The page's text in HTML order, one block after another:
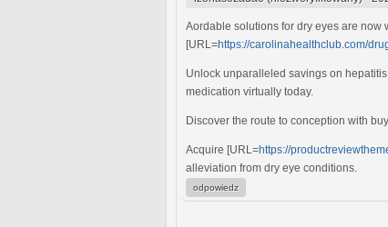
Aordable solutions for dry eyes are now
[URL=https://carolinahealthclub.com/
Unlock unparalleled savings on
medication virtually today.
Discover the route to conception with
Acquire [URL=https://
alleviation from dry eye conditions.
odpowiedz